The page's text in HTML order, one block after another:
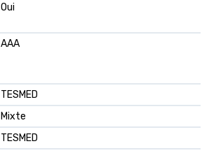
‎Oui
‎AAA
‎TESMED
‎Mixte
‎TESMED